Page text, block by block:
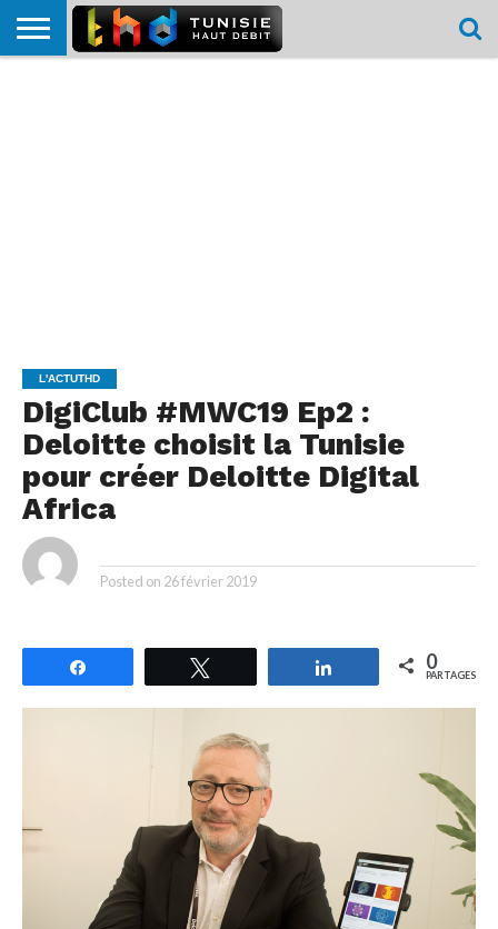
L'ACTUTHD
DigiClub #MWC19 Ep2 :
Deloitte choisit la Tunisie
pour créer Deloitte Digital
Africa
Posted on 26 février 2019
Partagez 0
PARTAGES